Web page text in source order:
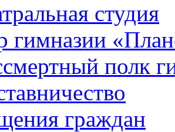
студия
гимназии
полк
граждан